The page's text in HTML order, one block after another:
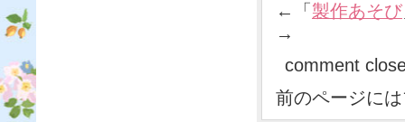
←「 製作あそび
→
comment
前のページに